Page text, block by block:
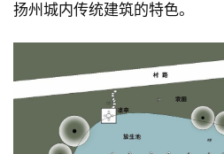
扬州城内传统建筑的特色。